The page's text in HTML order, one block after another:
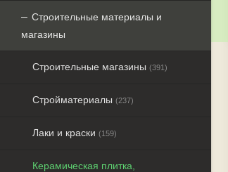
Строительные материалы и
магазины
Строительные магазины (391)
Стройматериалы (237)
Лаки и краски (159)
Керамическая плитка,